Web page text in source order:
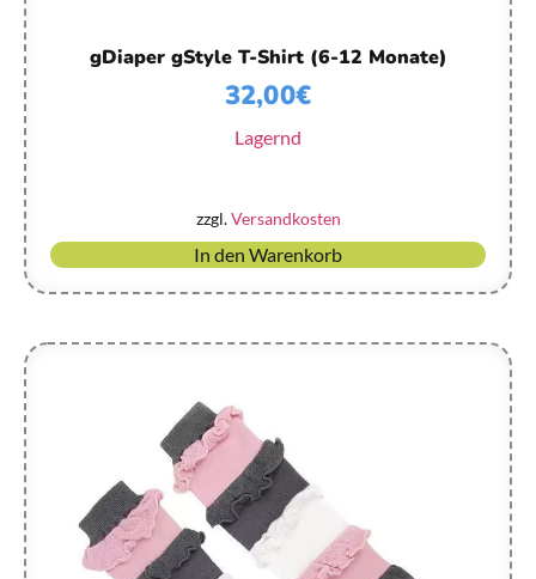
gDiaper gStyle T-Shirt (6-12 Monate)
32,00€
Lagernd
zzgl.Versandkosten
In den Warenkorb